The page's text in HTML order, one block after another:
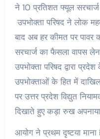
ने 10 प्रतिशत फ्यूल
उपभोक्ता परिषद ने लोक
बाद अब हर कीमत पर पावर
सरचार्ज का फैसला वापस
उपभोक्ता परिषद द्वारा
उपभोक्ताओं के हित में
पर उत्तर प्रदेश विद्युत
दिखाते हुए कड़ा रुख
आयोग ने प्रथम दृष्टया माना